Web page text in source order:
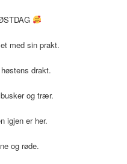
med sin prakt.
drakt.
og trær.
igjen er her.
og røde.